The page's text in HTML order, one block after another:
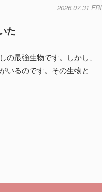
2026.07.31 FRI
た
の最強生物です。しかし、
いるのです。その生物と